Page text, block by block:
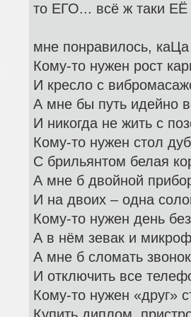
то ЕГО... всё ж таки ЕЁ
мне понравилось,
Кому-то нужен рост
И кресло с
А мне бы путь идейно
И никогда не жить с
Кому-то нужен стол
С брильянтом белая
А мне б двойной
И на двоих – одна
Кому-то нужен день
А в нём зевак и
А мне б сломать
И отключить все
Кому-то нужен «друг»